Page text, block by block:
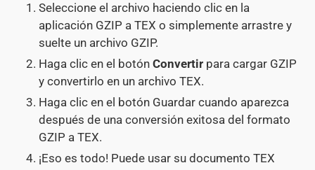
Seleccione el archivo haciendo clic en la
aplicación GZIP a TEX o simplemente arrastre y
suelte un archivo GZIP.
Haga clic en el botón Convertir para cargar GZIP
y convertirlo en un archivo TEX.
Haga clic en el botón Guardar cuando aparezca
después de una conversión exitosa del formato
GZIP a TEX.
¡Eso es todo! Puede usar su documento TEX